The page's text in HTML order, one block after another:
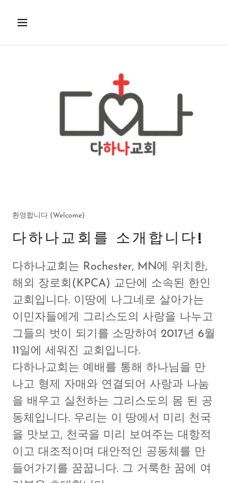
환영합니다 (Welcome)
다하나교회를 소개합니다!
다하나교회는 Rochester, MN에 위치한,
해외 장로회(KPCA) 교단에 소속된 한인
교회입니다. 이땅에 나그네로 살아가는
이민자들에게 그리스도의 사랑을 나누고
그들의 벗이 되기를 소망하여 2017년 6월
11일에 세워진 교회입니다.
다하나교회는 예배를 통해 하나님을 만
나고 형제 자매와 연결되어 사랑과 나눔
을 배우고 실천하는 그리스도의 몸 된 공
동체입니다. 우리는 이 땅에서 미리 천국
을 맛보고, 천국을 미리 보여주는 대항적
이고 대조적이며 대안적인 공동체를 만
들어가기를 꿈꿉니다. 그 거룩한 꿈에 여